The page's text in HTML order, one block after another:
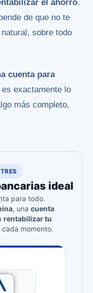
el ahorro.
de que no te
sobre todo
cuenta para
exactamente lo
más completo,
ideal
para todo.
, una cuenta
rentabilizar tu
momento.